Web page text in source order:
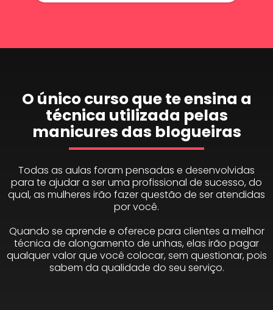
O único curso que te ensina a
técnica utilizada pelas
manicures das blogueiras
Todas as aulas foram pensadas e desenvolvidas
para te ajudar a ser uma profissional de sucesso, do
qual, as mulheres irão fazer questão de ser atendidas
por você.
Quando se aprende e oferece para clientes a melhor
técnica de alongamento de unhas, elas irão pagar
qualquer valor que você colocar, sem questionar, pois
sabem da qualidade do seu serviço.